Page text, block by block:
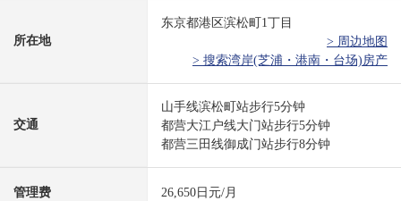
所在地
东京都港区滨松町1丁目
> 周边地图
> 搜索湾岸(芝浦・港南・台场)房产
交通
山手线滨松町站步行5分钟
都营大江户线大门站步行5分钟
都营三田线御成门站步行8分钟
管理费 26,650日元/月